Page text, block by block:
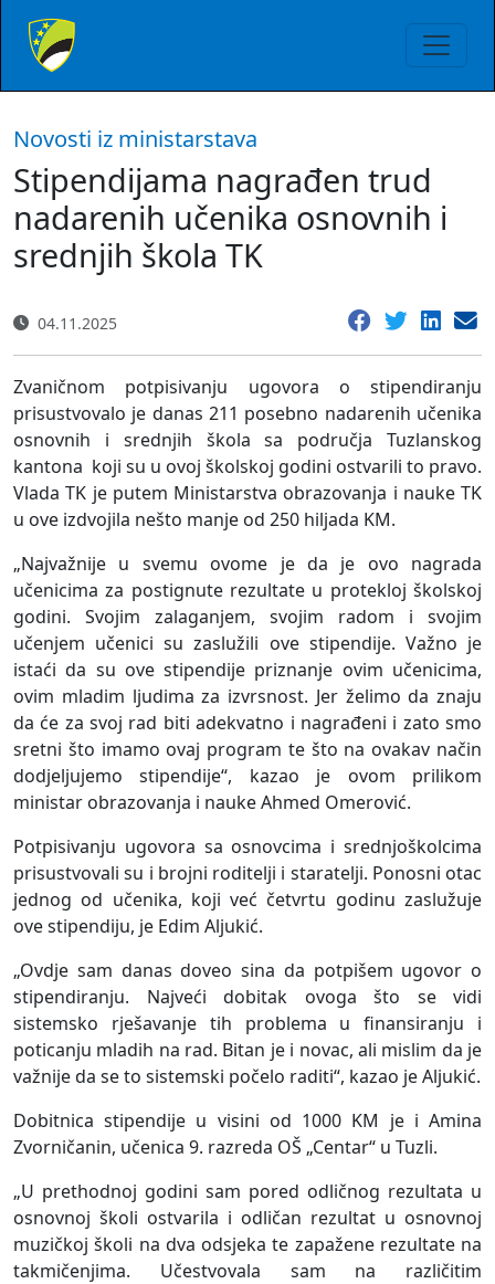
Novosti iz ministarstava
Stipendijama nagrađen trud
nadarenih učenika osnovnih i
srednjih škola TK
04.11.2025
Zvaničnom potpisivanju ugovora o stipendiranju
prisustvovalo je danas 211 posebno nadarenih učenika
osnovnih i srednjih škola sa područja Tuzlanskog
kantona koji su u ovoj školskoj godini ostvarili to pravo.
Vlada TK je putem Ministarstva obrazovanja i nauke TK
u ove izdvojila nešto manje od 250 hiljada KM.
„Najvažnije u svemu ovome je da je ovo nagrada
učenicima za postignute rezultate u protekloj školskoj
godini. Svojim zalaganjem, svojim radom i svojim
učenjem učenici su zaslužili ove stipendije. Važno je
istaći da su ove stipendije priznanje ovim učenicima,
ovim mladim ljudima za izvrsnost. Jer želimo da znaju
da će za svoj rad biti adekvatno i nagrađeni i zato smo
sretni što imamo ovaj program te što na ovakav način
dodjeljujemo stipendije“, kazao je ovom prilikom
ministar obrazovanja i nauke Ahmed Omerović.
Potpisivanju ugovora sa osnovcima i srednjoškolcima
prisustvovali su i brojni roditelji i staratelji. Ponosni otac
jednog od učenika, koji već četvrtu godinu zaslužuje
ove stipendiju, je Edim Aljukić.
„Ovdje sam danas doveo sina da potpišem ugovor o
stipendiranju. Najveći dobitak ovoga što se vidi
sistemsko rješavanje tih problema u finansiranju i
poticanju mladih na rad. Bitan je i novac, ali mislim da je
važnije da se to sistemski počelo raditi“, kazao je Aljukić.
Dobitnica stipendije u visini od 1000 KM je i Amina
Zvorničanin, učenica 9. razreda OŠ „Centar“ u Tuzli.
„U prethodnoj godini sam pored odličnog rezultata u
osnovnoj školi ostvarila i odličan rezultat u osnovnoj
muzičkoj školi na dva odsjeka te zapažene rezultate na
takmičenjima. Učestvovala sam na različitim